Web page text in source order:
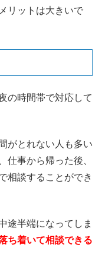
リットは大きいで
の時間帯で対応して
がとれない人も多い
仕事から帰った後、
相談することができ
途半端になってしま
ち着いて相談できる